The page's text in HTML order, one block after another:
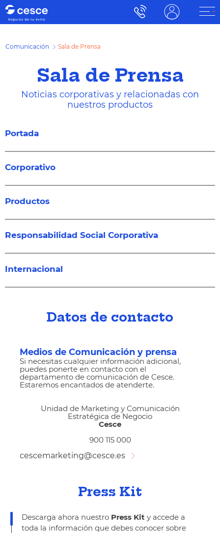
Comunicación Sala de Prensa
Sala de Prensa
Noticias corporativas y relacionadas con
nuestros productos
Portada
Corporativo
Productos
Responsabilidad Social Corporativa
Internacional
Datos de contacto
Medios de Comunicación y prensa
Si necesitas cualquier información adicional,
puedes ponerte en contacto con el
departamento de comunicación de Cesce.
Estaremos encantados de atenderte.
Unidad de Marketing y Comunicación
Estratégica de Negocio
Cesce
900 115 000
cescemarketing@cesce.es
Press Kit
Descarga ahora nuestro Press Kit y accede a
toda la información que debes conocer sobre